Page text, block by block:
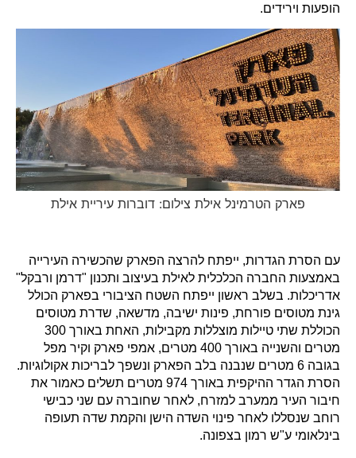
הופעות וירידים.
פארק הטרמינל אילת צילום: דוברות עיריית אילת
עם הסרת הגדרות, ייפתח להרצה הפארק שהכשירה העירייה
באמצעות החברה הכלכלית לאילת בעיצוב ותכנון "דרמן ורבקל"
אדריכלות. בשלב ראשון ייפתח השטח הציבורי בפארק הכולל
גינת מטוסים פורחת, פינות ישיבה, מדשאה, שדרת מטוסים
הכוללת שתי טיילות מוצללות מקבילות, האחת באורך 300
מטרים והשנייה באורך 400 מטרים, אמפי פארק וקיר מפל
בגובה 6 מטרים שנבנה בלב הפארק ונשפך לבריכות אקולוגיות.
הסרת הגדר ההיקפית באורך 974 מטרים תשלים כאמור את
חיבור העיר ממערב למזרח, לאחר שחוברה עם שני כבישי
רוחב שנסללו לאחר פינוי השדה הישן והקמת שדה תעופה
בינלאומי ע"ש רמון בצפונה.